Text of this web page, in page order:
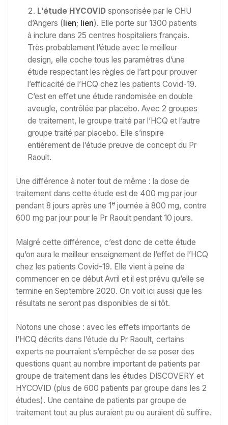
L’étude HYCOVID sponsorisée par le CHU
d’Angers (lien; lien). Elle porte sur 1300 patients
à inclure dans 25 centres hospitaliers français.
Très probablement l’étude avec le meilleur
design, elle coche tous les paramètres d’une
étude respectant les règles de l’art pour prouver
l’efficacité de l’HCQ chez les patients Covid-19.
C’est en effet une étude randomisée en double
aveugle, contrôlée par placebo. Avec 2 groupes
de traitement, le groupe traité par l’HCQ et l’autre
groupe traité par placebo. Elle s’inspire
entièrement de l’étude preuve de concept du Pr
Raoult.
Une différence à noter tout de même : la dose de
traitement dans cette étude est de 400 mg par jour
pendant 8 jours après une 1 e journée à 800 mg, contre
600 mg par jour pour le Pr Raoult pendant 10 jours.
Malgré cette différence, c’est donc de cette étude
qu’on aura le meilleur enseignement de l’effet de l’HCQ
chez les patients Covid-19. Elle vient à peine de
commencer en ce début Avril et il est prévu qu’elle se
termine en Septembre 2020. On voit ici aussi que les
résultats ne seront pas disponibles de si tôt.
Notons une chose : avec les effets importants de
l’HCQ décrits dans l’étude du Pr Raoult, certains
experts ne pourraient s’empêcher de se poser des
questions quant au nombre important de patients par
groupe de traitement dans les études DISCOVERY et
HYCOVID (plus de 600 patients par groupe dans les 2
études). Une centaine de patients par groupe de
traitement tout au plus auraient pu ou auraient dû suffire.